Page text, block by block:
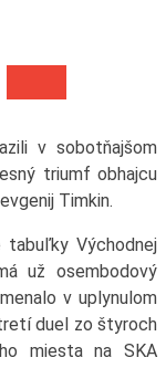
v sobotňajšom
triumf obhajcu
Timkin.
Východnej
už osembodový
v uplynulom
duel zo štyroch
miesta na SKA